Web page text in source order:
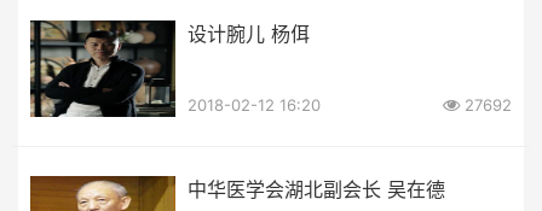
设计腕儿 杨佴
2018-02-12 16:20 27692
中华医学会湖北副会长 吴在德